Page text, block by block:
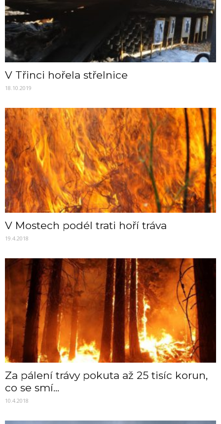
V Třinci hořela střelnice
18.10.2019
V Mostech podél trati hoří tráva
19.4.2018
Za pálení trávy pokuta až 25 tisíc korun,
co se smí...
10.4.2018